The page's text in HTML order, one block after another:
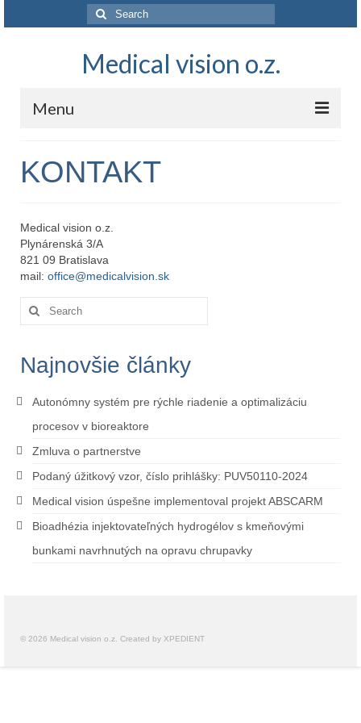
Search
for:
Medical vision o.z.
Menu
NAŠA VÍZIA
VEDA A VÝSKUM
KONTAKT
KONTAKT
Medical vision o.z.
Plynárenská 3/A
821 09 Bratislava
mail: office@medicalvision.sk
Search
for:
Najnovšie články
Autonómny systém pre rýchle riadenie a optimalizáciu
procesov v bioreaktore
Zmluva o partnerstve
Podaný úžitkový vzor, číslo prihlášky: PUV50110-2024
Medical vision úspešne implementoval projekt ABSCARM
Bioadhézia injektovateľných hydrogélov s kmeňovými
bunkami navrhnutých na opravu chrupavky
© 2026 Medical vision o.z. Created by XPEDIENT